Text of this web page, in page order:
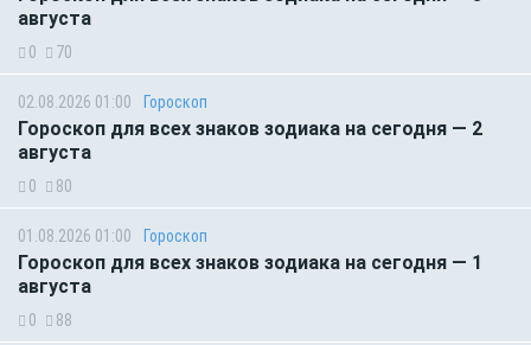
августа
0 70
02.08.2026 01:00 Гороскоп
Гороскоп для всех знаков зодиака на сегодня — 2
августа
0 80
01.08.2026 01:00 Гороскоп
Гороскоп для всех знаков зодиака на сегодня — 1
августа
0 88